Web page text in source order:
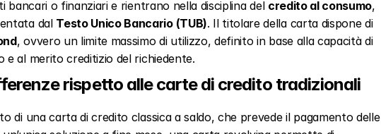
bancari o finanziari e rientrano nella disciplina del credito al consumo,
dal Testo Unico Bancario (TUB). Il titolare della carta dispone di
, ovvero un limite massimo di utilizzo, definito in base alla capacità di
e al merito creditizio del richiedente.
rispetto alle carte di credito tradizionali
di una carta di credito classica a saldo, che prevede il pagamento delle